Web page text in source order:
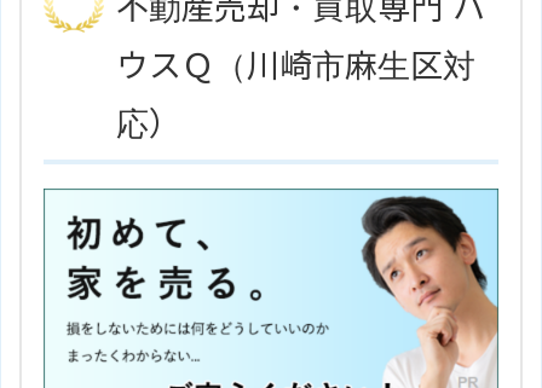
不動産売却・買取専門 ハ
ウスＱ（川崎市麻生区対
応）